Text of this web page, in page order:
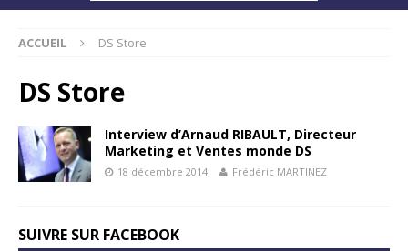
ACCUEIL DS Store
DS Store
Interview d’Arnaud RIBAULT, Directeur
Marketing et Ventes monde DS
18 décembre 2014 Frédéric MARTINEZ
SUIVRE SUR FACEBOOK